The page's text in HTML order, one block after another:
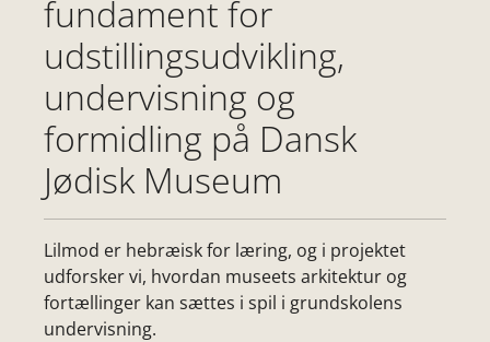
fundament for
udstillingsudvikling,
undervisning og
formidling på Dansk
Jødisk Museum
Lilmod er hebræisk for læring, og i projektet
udforsker vi, hvordan museets arkitektur og
fortællinger kan sættes i spil i grundskolens
undervisning.